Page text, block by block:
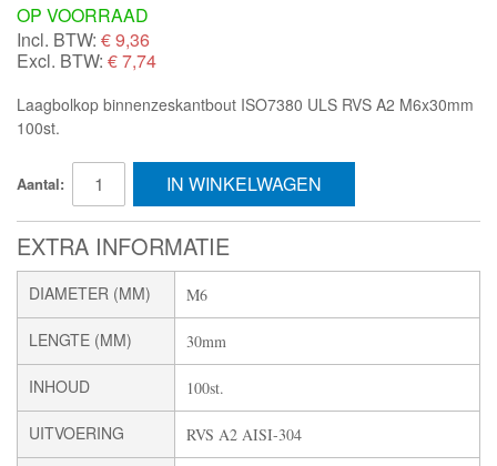
OP VOORRAAD
Incl. BTW: €9,36
Excl. BTW: € 7,74
Laagbolkop binnenzeskantbout ISO7380 ULS RVS A2 M6x30mm
100st.
Aantal: IN WINKELWAGEN
EXTRA INFORMATIE
DIAMETER (MM) M6
LENGTE (MM) 30mm
INHOUD 100st.
UITVOERING RVS A2 AISI-304